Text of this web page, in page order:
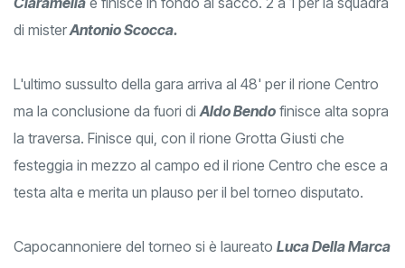
Ciaramellae finisce in fondo al sacco. 2 a 1 per la squadra
L'ultimo sussulto della gara arriva al 48' per il rione Centro
ma la conclusione da fuori diAldo Bendo finisce alta sopra
la traversa. Finisce qui, con il rione Grotta Giusti che
festeggia in mezzo al campo ed il rione Centro che esce a